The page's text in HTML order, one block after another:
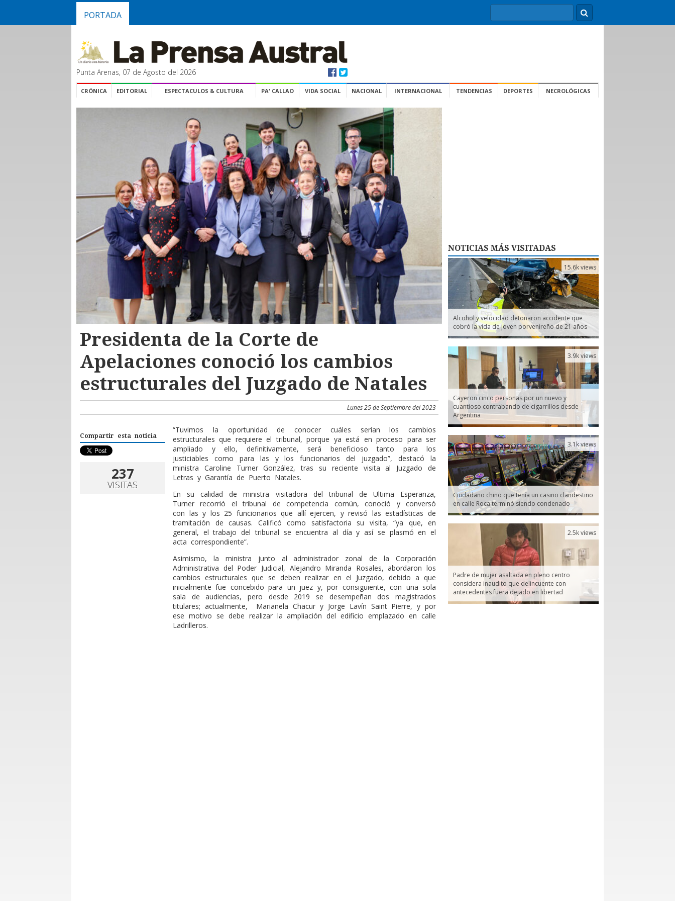
PORTADA
Punta Arenas, 07 de Agosto del 2026
CRÓNICA EDITORIAL ESPECTACULOS & CULTURA PA' CALLAO VIDA SOCIAL NACIONAL INTERNACIONAL TENDENCIAS DEPORTES NECROLÓGICAS
Presidenta de la Corte de
Apelaciones conoció los cambios
estructurales del Juzgado de Natales
Lunes 25 de Septiembre del 2023
Compartir esta noticia
237
VISITAS
“Tuvimos la oportunidad de conocer cuáles serían los cambios
estructurales que requiere el tribunal, porque ya está en proceso para ser
ampliado y ello, definitivamente, será beneficioso tanto para los
justiciables como para las y los funcionarios del juzgado”, destacó la
ministra Caroline Turner González, tras su reciente visita al Juzgado de
Letras y Garantía de Puerto Natales.
En su calidad de ministra visitadora del tribunal de Ultima Esperanza,
Turner recorrió el tribunal de competencia común, conoció y conversó
con las y los 25 funcionarios que allí ejercen, y revisó las estadísticas de
tramitación de causas. Calificó como satisfactoria su visita, “ya que, en
general, el trabajo del tribunal se encuentra al día y así se plasmó en el
acta correspondiente”.
Asimismo, la ministra junto al administrador zonal de la Corporación
Administrativa del Poder Judicial, Alejandro Miranda Rosales, abordaron los
cambios estructurales que se deben realizar en el Juzgado, debido a que
inicialmente fue concebido para un juez y, por consiguiente, con una sola
sala de audiencias, pero desde 2019 se desempeñan dos magistrados
titulares; actualmente,
Marianela Chacur y Jorge Lavín Saint Pierre, y por
ese motivo se debe realizar la ampliación del edificio emplazado en calle
Ladrilleros.
NOTICIAS MÁS VISITADAS
Alcohol y velocidad detonaron accidente que
cobró la vida de joven porvenireño de 21 años
15.6k views
Cayeron cinco personas por un nuevo y
cuantioso contrabando de cigarrillos desde
Argentina
3.9k views
Ciudadano chino que tenía un casino clandestino
en calle Roca terminó siendo condenado
3.1k views
Padre de mujer asaltada en pleno centro
considera inaudito que delincuente con
antecedentes fuera dejado en libertad
2.5k views